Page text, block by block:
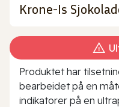
Krone-Is
Produktet har
bearbeidet på en
indikatorer på en